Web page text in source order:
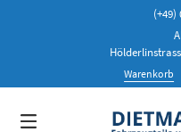
(+49)
Warenkorb